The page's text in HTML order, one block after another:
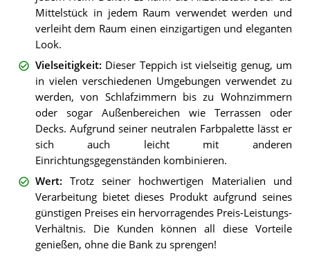
Mittelstück in jedem Raum verwendet werden und
verleiht dem Raum einen einzigartigen und eleganten
Look.
Vielseitigkeit: Dieser Teppich ist vielseitig genug, um
in vielen verschiedenen Umgebungen verwendet zu
werden, von Schlafzimmern bis zu Wohnzimmern
oder sogar Außenbereichen wie Terrassen oder
Decks. Aufgrund seiner neutralen Farbpalette lässt er
sich auch leicht mit anderen
Einrichtungsgegenständen kombinieren.
Wert:Trotz seiner hochwertigen Materialien und
Verarbeitung bietet dieses Produkt aufgrund seines
günstigen Preises ein hervorragendes Preis-Leistungs-
Verhältnis. Die Kunden können all diese Vorteile
genießen, ohne die Bank zu sprengen!